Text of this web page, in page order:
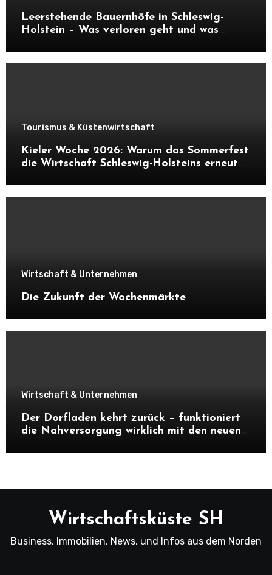
Leerstehende Bauernhöfe in Schleswig-
Holstein – Was verloren geht und was
Tourismus & Küstenwirtschaft
Kieler Woche 2026: Warum das Sommerfest
die Wirtschaft Schleswig-Holsteins erneut
Wirtschaft & Unternehmen
Die Zukunft der Wochenmärkte
Wirtschaft & Unternehmen
Der Dorfladen kehrt zurück – funktioniert
die Nahversorgung wirklich mit den neuen
Wirtschaftsküste SH
Business, Immobilien, News, und Infos aus dem Norden